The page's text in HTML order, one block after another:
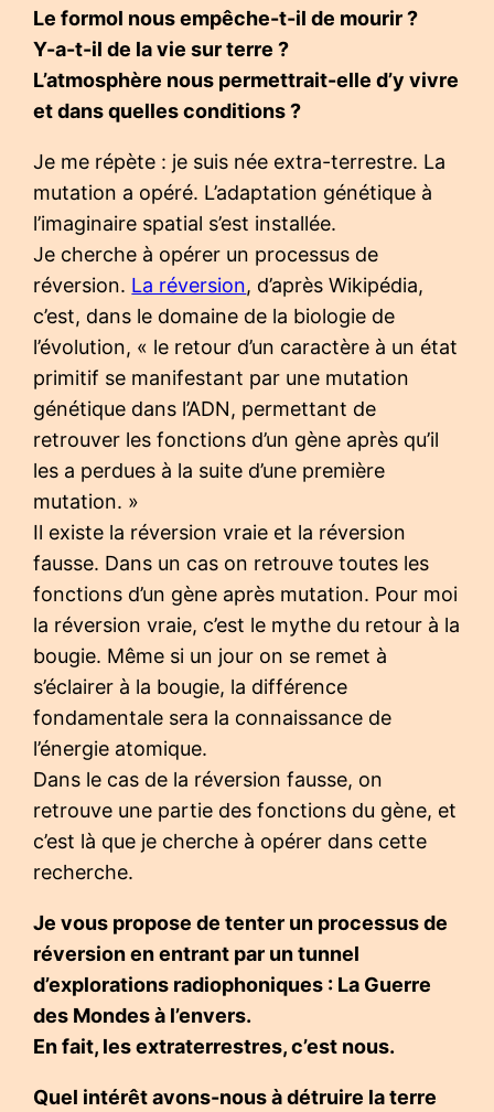
Le formol nous empêche-t-il de mourir ?
Y-a-t-il de la vie sur terre ?
L’atmosphère nous permettrait-elle d’y vivre
et dans quelles conditions ?
Je me répète : je suis née extra-terrestre. La
mutation a opéré. L’adaptation génétique à
l’imaginaire spatial s’est installée.
Je cherche à opérer un processus de
réversion. La réversion, d’après Wikipédia,
c’est, dans le domaine de la biologie de
l’évolution, « le retour d’un caractère à un état
primitif se manifestant par une mutation
génétique dans l’ADN, permettant de
retrouver les fonctions d’un gène après qu’il
les a perdues à la suite d’une première
mutation. »
Il existe la réversion vraie et la réversion
fausse. Dans un cas on retrouve toutes les
fonctions d’un gène après mutation. Pour moi
la réversion vraie, c’est le mythe du retour à la
bougie. Même si un jour on se remet à
s’éclairer à la bougie, la différence
fondamentale sera la connaissance de
l’énergie atomique.
Dans le cas de la réversion fausse, on
retrouve une partie des fonctions du gène, et
c’est là que je cherche à opérer dans cette
recherche.
Je vous propose de tenter un processus de
réversion en entrant par un tunnel
d’explorations radiophoniques : La Guerre
des Mondes à l’envers.
En fait, les extraterrestres, c’est nous.
Quel intérêt avons-nous à détruire la terre